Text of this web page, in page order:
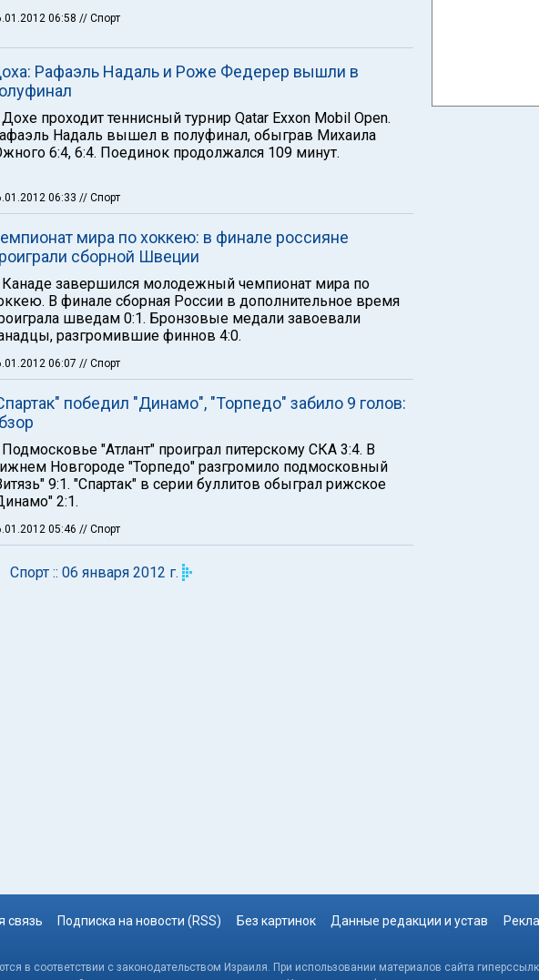
06:58 // Спорт
Рафаэль Надаль и Роже Федерер вышли в
проходит теннисный турнир Qatar Exxon Mobil Open.
Надаль вышел в полуфинал, обыграв Михаила
6:4, 6:4. Поединок продолжался 109 минут.
06:33 // Спорт
мира по хоккею: в финале россияне
сборной Швеции
завершился молодежный чемпионат мира по
В финале сборная России в дополнительное время
шведам 0:1. Бронзовые медали завоевали
разгромившие финнов 4:0.
06:07 // Спорт
победил "Динамо", "Торпедо" забило 9 голов:
"Атлант" проиграл питерскому СКА 3:4. В
Новгороде "Торпедо" разгромило подмосковный
9:1. "Спартак" в серии буллитов обыграл рижское
2:1.
05:46 // Спорт
Спорт :: 06 января 2012 г.
связь Подписка на новости (RSS) Без картинок Данные редакции и устав
в соответствии с законодательством Израиля. При использовании материалов сайта